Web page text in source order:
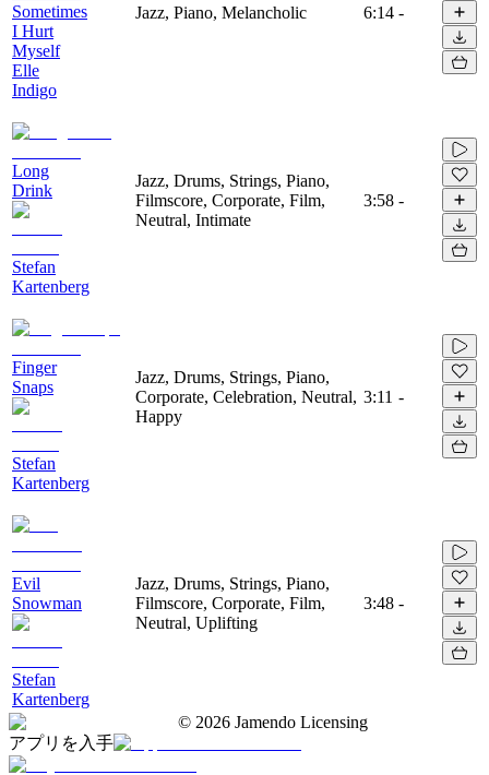
Sometimes
I Hurt
Myself
Elle
Indigo
Jazz, Piano, Melancholic 6:14 -
Long
Drink
Stefan
Kartenberg
Jazz, Drums, Strings, Piano,
Filmscore, Corporate, Film,
Neutral, Intimate
3:58 -
Finger
Snaps
Stefan
Kartenberg
Jazz, Drums, Strings, Piano,
Corporate, Celebration, Neutral,
Happy
3:11 -
Evil
Snowman
Stefan
Kartenberg
Jazz, Drums, Strings, Piano,
Filmscore, Corporate, Film,
Neutral, Uplifting
3:48 -
© 2026 Jamendo Licensing
アプリを入手